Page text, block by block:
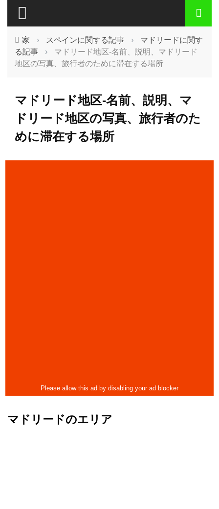
家 › スペインに関する記事 ›
マドリードに関す
る記事
›
マドリード地区-名前、説明、マドリード
地区の写真、旅行者のために滞在する場所
マドリード地区-名前、説明、マ
ドリード地区の写真、旅行者のた
めに滞在する場所
マドリードのエリア